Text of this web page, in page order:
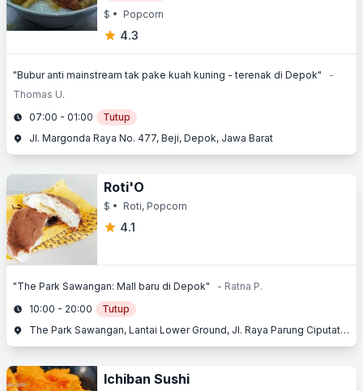
$ • Popcorn
4.3
"Bubur anti mainstream tak pake kuah kuning - terenak di Depok"
-
Thomas U.
07:00 - 01:00
Tutup
Jl. Margonda Raya No. 477, Beji, Depok, Jawa Barat
Roti'O
$ • Roti, Popcorn
4.1
"The Park Sawangan: Mall baru di Depok"
- Ratna P.
10:00 - 20:00
Tutup
The Park Sawangan, Lantai Lower Ground, Jl. Raya Parung Ciputat No. 1, Bojongsari, Depok, Jawa Barat
Ichiban Sushi